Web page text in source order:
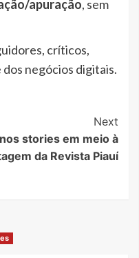
apuração, sem
críticos,
negócios digitais.
Next
stories em meio à
da Revista Piauí